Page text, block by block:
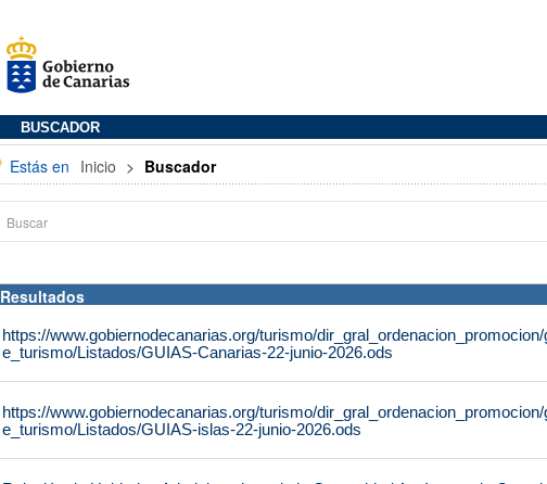
BUSCADOR
Estás en Inicio > Buscador
Resultados
https://www.gobiernodecanarias.org/turismo/
e_turismo/Listados/GUIAS-Canarias-22-junio-2026.ods
https://www.gobiernodecanarias.org/turismo/
e_turismo/Listados/GUIAS-islas-22-junio-2026.ods